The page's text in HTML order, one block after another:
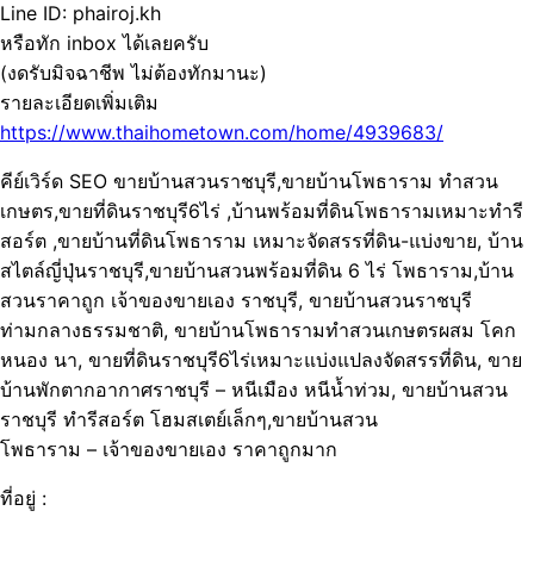
Line ID: phairoj.kh
หรือทัก inbox ได้เลยครับ
(งดรับมิจฉาชีพ ไม่ต้องทักมานะ)
รายละเอียดเพิ่มเติม
https://www.thaihometown.com/home/4939683/
คีย์เวิร์ด SEO ขายบ้านสวนราชบุรี,ขายบ้านโพธาราม ทำสวน
เกษตร,ขายที่ดินราชบุรี6ไร่ ,บ้านพร้อมที่ดินโพธารามเหมาะทำรี
สอร์ต ,ขายบ้านที่ดินโพธาราม เหมาะจัดสรรที่ดิน-แบ่งขาย, บ้าน
สไตล์ญี่ปุ่นราชบุรี,ขายบ้านสวนพร้อมที่ดิน 6 ไร่ โพธาราม,บ้าน
สวนราคาถูก เจ้าของขายเอง ราชบุรี, ขายบ้านสวนราชบุรี
ท่ามกลางธรรมชาติ, ขายบ้านโพธารามทำสวนเกษตรผสม โคก
หนอง นา, ขายที่ดินราชบุรี6ไร่เหมาะแบ่งแปลงจัดสรรที่ดิน, ขาย
บ้านพักตากอากาศราชบุรี – หนีเมือง หนีน้ำท่วม, ขายบ้านสวน
ราชบุรี ทำรีสอร์ต โฮมสเตย์เล็กๆ,ขายบ้านสวน
โพธาราม – เจ้าของขายเอง ราคาถูกมาก
ที่อยู่ :